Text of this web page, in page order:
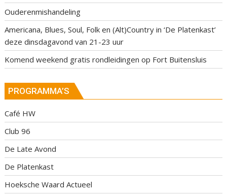
Ouderenmishandeling
Americana, Blues, Soul, Folk en (Alt)Country in ‘De Platenkast’
deze dinsdagavond van 21-23 uur
Komend weekend gratis rondleidingen op Fort Buitensluis
PROGRAMMA’S
Café HW
Club 96
De Late Avond
De Platenkast
Hoeksche Waard Actueel